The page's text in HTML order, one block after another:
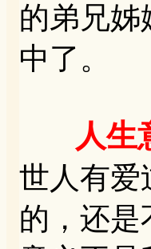
的弟兄姊
中了。
人生
世人有爱
的，还是